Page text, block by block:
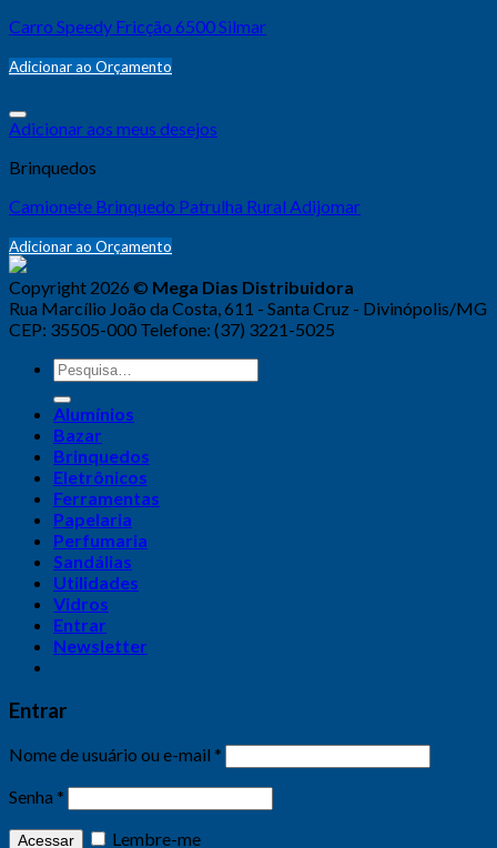
Carro Speedy Fricção 6500 Silmar
Adicionar ao Orçamento
Adicionar aos meus desejos
Brinquedos
Camionete Brinquedo Patrulha Rural Adijomar
Adicionar ao Orçamento
Copyright 2026 © Mega Dias Distribuidora
Rua Marcílio João da Costa, 611 - Santa Cruz - Divinópolis/MG
CEP: 35505-000 Telefone: (37) 3221-5025
Alumínios
Bazar
Brinquedos
Eletrônicos
Ferramentas
Papelaria
Perfumaria
Sandálias
Utilidades
Vidros
Entrar
Newsletter
Entrar
Nome de usuário ou e-mail *
Senha *
Acessar Lembre-me